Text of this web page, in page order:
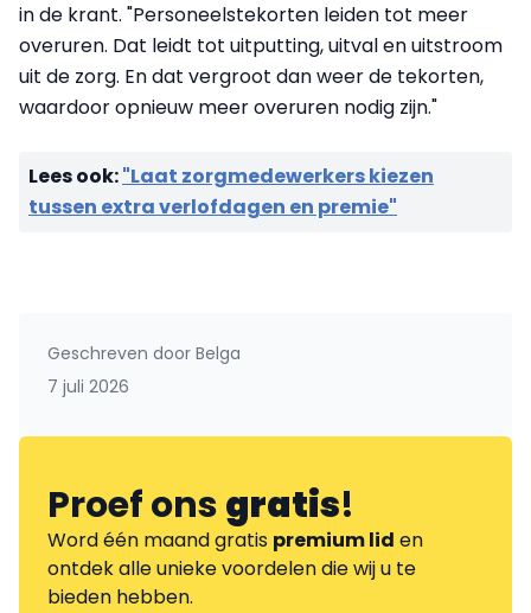
in de krant. "Personeelstekorten leiden tot meer
overuren. Dat leidt tot uitputting, uitval en uitstroom
uit de zorg. En dat vergroot dan weer de tekorten,
waardoor opnieuw meer overuren nodig zijn."
Lees ook:"Laat zorgmedewerkers kiezen
tussen extra verlofdagen en premie"
Geschreven door Belga
7 juli 2026
Proef onsgratis!
Word één maand gratis premium lid en
ontdek alle unieke voordelen die wij u te
bieden hebben.